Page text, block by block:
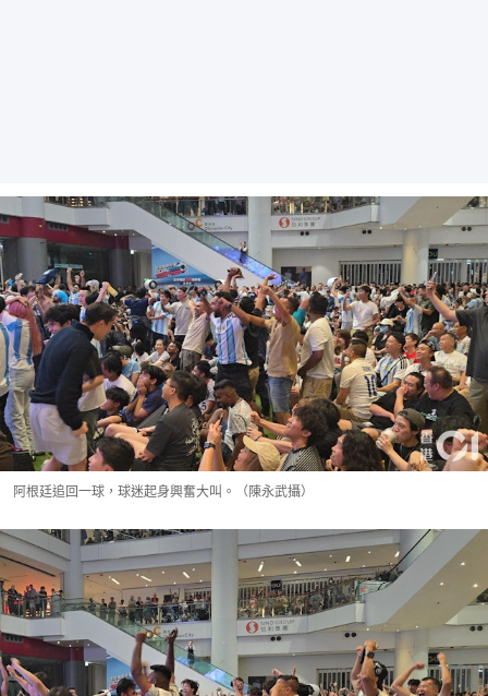
阿根廷追回一球，球迷起身興奮大叫。（陳永武攝）